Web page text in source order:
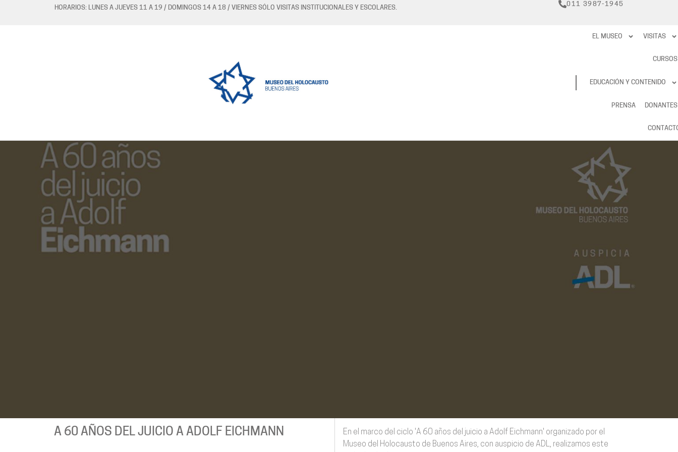
HORARIOS: LUNES A JUEVES 11 A 19 / DOMINGOS 14 A 18 / VIERNES SÓLO VISITAS INSTITUCIONALES Y ESCOLARES.
011 3987-1945
RESERVAS
EL MUSEO VISITAS
CURSOS
EDUCACIÓN Y CONTENIDO
PRENSA DONANTES
A 60 AÑOS DEL JUICIO A ADOLF EICHMANN
En el marco del ciclo 'A 60 años del juicio a Adolf Eichmann' organizado por el
Museo del Holocausto de Buenos Aires, con auspicio de ADL, realizamos este